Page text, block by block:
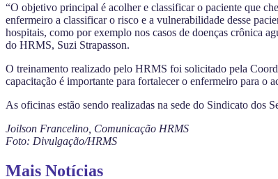
“O objetivo principal é acolher e classificar o paciente que
enfermeiro a classificar o risco e a vulnerabilidade desse
hospitais, como por exemplo nos casos de doenças crônica
do HRMS, Suzi Strapasson.
O treinamento realizado pelo HRMS foi solicitado pela
capacitação é importante para fortalecer o enfermeiro para o
As oficinas estão sendo realizadas na sede do Sindicato dos
Joilson Francelino, Comunicação HRMS
Foto: Divulgação/HRMS
Mais Notícias